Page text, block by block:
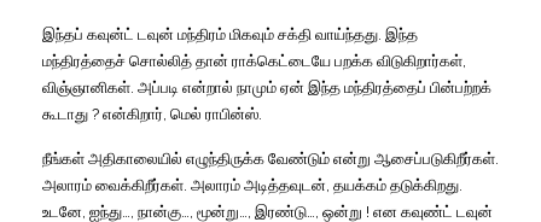
இந்தப் கவுன்ட் டவுன் மந்திரம் மிகவும் சக்தி வாய்ந்தது. இந்த
மந்திரத்தைச் சொல்லித் தான் ராக்கெட்டையே பறக்க விடுகிறார்கள்,
விஞ்ஞானிகள். அப்படி என்றால் நாமும் ஏன் இந்த மந்திரத்தைப் பின்பற்றக்
கூடாது ? என்கிறார், மெல் ராபின்ஸ்.
நீங்கள் அதிகாலையில் எழுந்திருக்க வேண்டும் என்று ஆசைப்படுகிறீர்கள்.
அலாரம் வைக்கிறீர்கள். அலாரம் அடித்தவுடன், தயக்கம் தடுக்கிறது.
உடனே, ஐந்து…, நான்கு…, மூன்று…, இரண்டு…, ஒன்று ! என கவுண்ட் டவுன்